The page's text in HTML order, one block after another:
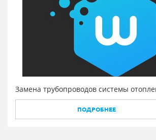
Замена трубопроводов системы
ПОДРОБНЕЕ